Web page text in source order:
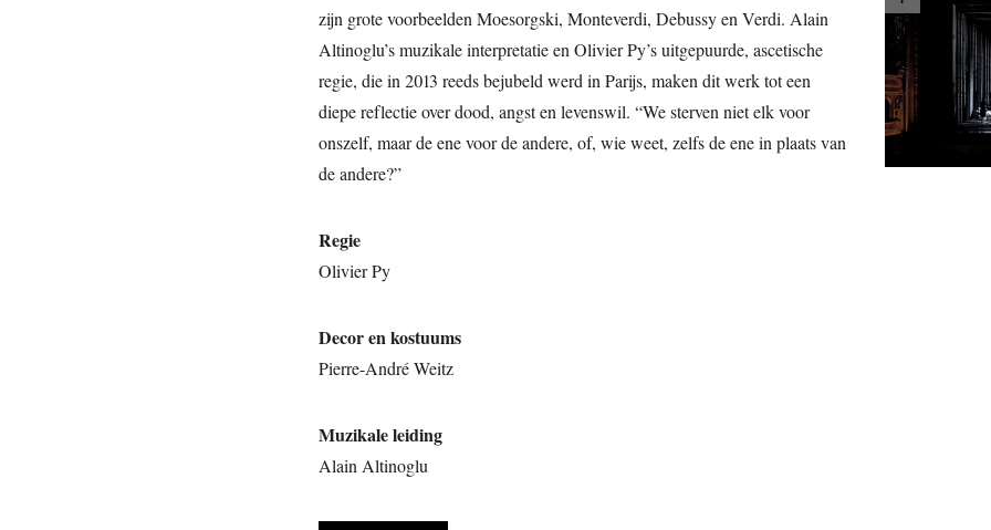
zijn grote voorbeelden Moesorgski, Monteverdi, Debussy en Verdi. Alain
Altinoglu’s muzikale interpretatie en Olivier Py’s uitgepuurde, ascetische
regie, die in 2013 reeds bejubeld werd in Parijs, maken dit werk tot een
diepe reflectie over dood, angst en levenswil. “We sterven niet elk voor
onszelf, maar de ene voor de andere, of, wie weet, zelfs de ene in plaats van
de andere?”
Regie
Olivier Py
Decor en kostuums
Pierre-André Weitz
Muzikale leiding
Alain Altinoglu